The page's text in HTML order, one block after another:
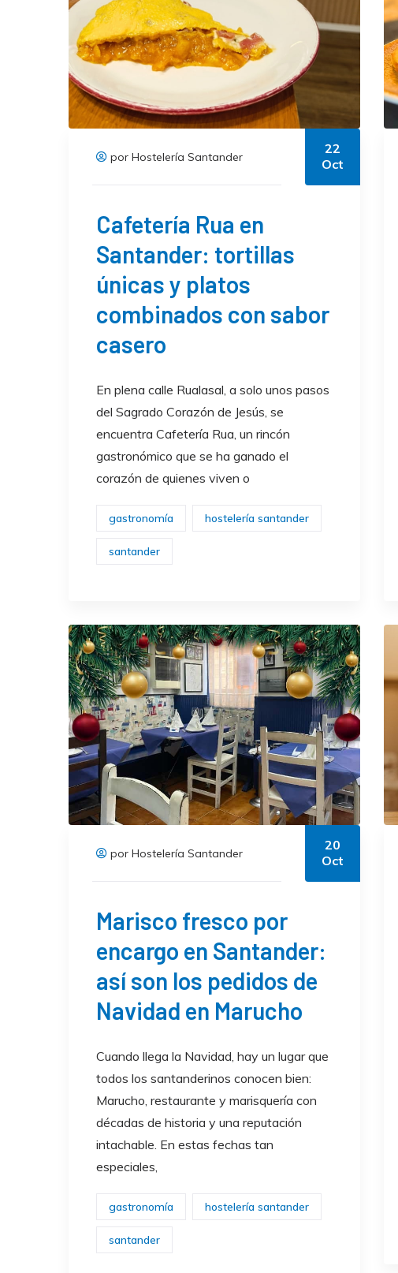
por Hostelería Santander
22
Oct
Cafetería Rua en
Santander: tortillas
únicas y platos
combinados con sabor
casero
En plena calle Rualasal, a solo unos pasos
del Sagrado Corazón de Jesús, se
encuentra Cafetería Rua, un rincón
gastronómico que se ha ganado el
corazón de quienes viven o
gastronomía hostelería santander
santander
por Hostelería Santander
20
Oct
Marisco fresco por
encargo en Santander:
así son los pedidos de
Navidad en Marucho
Cuando llega la Navidad, hay un lugar que
todos los santanderinos conocen bien:
Marucho, restaurante y marisquería con
décadas de historia y una reputación
intachable. En estas fechas tan
especiales,
gastronomía hostelería santander
santander